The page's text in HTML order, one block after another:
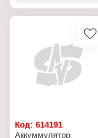
Количество в упаковке: 4
Размер: 44x10,5х10,5
Условия хранения: от -20
до +35 С
Взаимозаместимость:
AM4, 24A, MN2400, E92,
K3A, LR03
Код: 614191
Аккуммулятор